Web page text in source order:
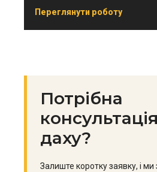
Переглянути роботу
Потрібна
даху?
Залиште коротку заявку, і ми